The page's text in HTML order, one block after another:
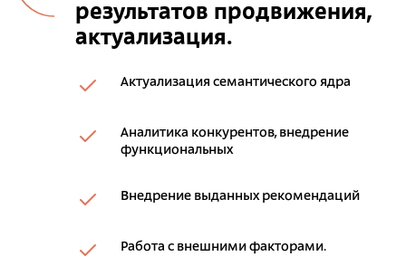
результатов продвижения,
актуализация.
Актуализация семантического ядра
Аналитика конкурентов, внедрение
функциональных
Внедрение выданных рекомендаций
Работа с внешними факторами.